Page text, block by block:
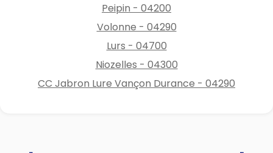
Peipin - 04200
Volonne - 04290
Lurs - 04700
Niozelles - 04300
CC Jabron Lure Vançon Durance - 04290